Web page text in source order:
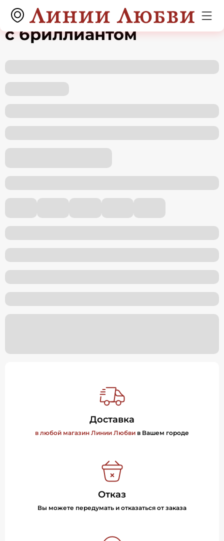
Серьги из белого золота
с бриллиантом
Доставка
в любой магазин Линии Любви в Вашем городе
Отказ
Вы можете передумать и отказаться от заказа